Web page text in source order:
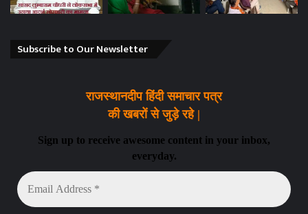
Subscribe to Our Newsletter
राजस्थानदीप हिंदी समाचार पत्र
की खबरों से जुड़े रहे |
Sign up to receive awesome content in your inbox,
everyday.
Email
Address
*